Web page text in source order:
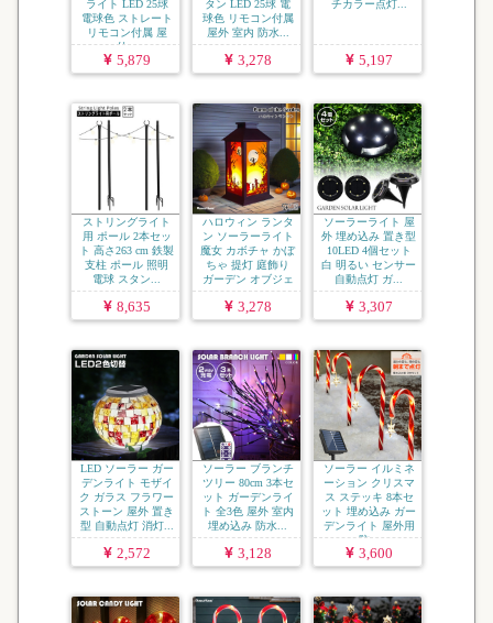
ライト LED 25球
電球色 ストレート
リモコン付属 屋
外...
5,879
タン LED 25球 電
球色 リモコン付属
屋外 室内 防水...
3,278
チカラー点灯...
5,197
ストリングライト
用 ポール 2本セッ
ト 高さ263 cm 鉄製
支柱 ポール 照明
電球 スタン...
8,635
ハロウィン ランタ
ン ソーラーライト
魔女 カボチャ かぼ
ちゃ 提灯 庭飾り
ガーデン オブジェ
...
3,278
ソーラーライト 屋
外 埋め込み 置き型
10LED 4個セット
白 明るい センサー
自動点灯 ガ...
3,307
LED ソーラー ガー
デンライト モザイ
ク ガラス フラワー
ストーン 屋外 置き
型 自動点灯 消灯...
2,572
ソーラー ブランチ
ツリー 80cm 3本セ
ット ガーデンライ
ト 全3色 屋外 室内
埋め込み 防水...
3,128
ソーラー イルミネ
ーション クリスマ
ス ステッキ 8本セ
ット 埋め込み ガー
デンライト 屋外用
防...
3,600